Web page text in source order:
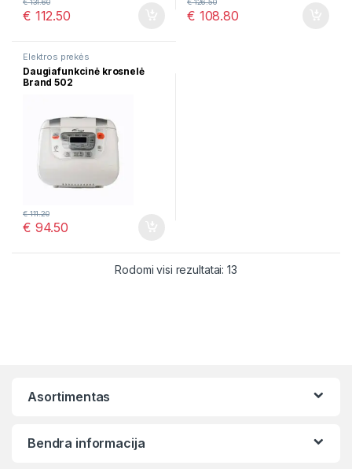
€ 112.50
€131.60
€ 108.80
€126.50
Elektros prekės
Daugiafunkcinė krosnelė
Brand 502
€ 94.50
€111.20
Rodomi visi rezultatai: 13Rūšiuojama pagal
Asortimentas
Bendra informacija